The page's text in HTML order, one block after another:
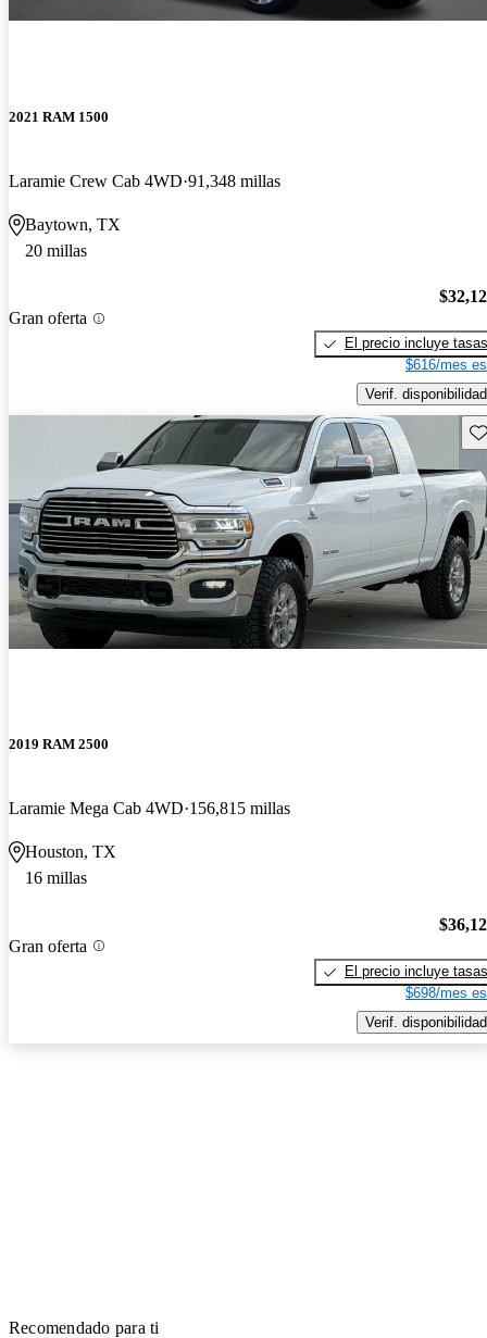
2021 RAM 1500
Laramie Crew Cab 4WD 91,348 millas
Baytown, TX
20 millas
Gran oferta
El precio incluye tasas
$616/mes
Verif. disponibilidad
2019 RAM 2500
Laramie Mega Cab 4WD 156,815 millas
Houston, TX
16 millas
Gran oferta
El precio incluye tasas
$698/mes
Verif. disponibilidad
Recomendado para ti